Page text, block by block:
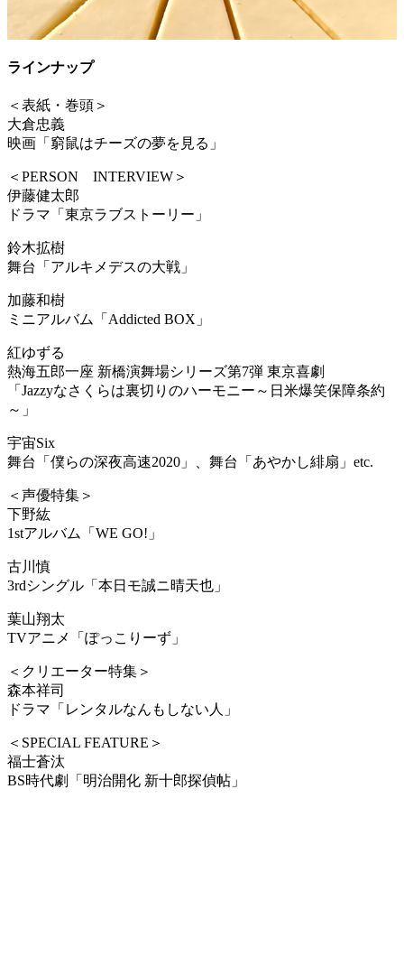
ラインナップ
＜表紙・巻頭＞
大倉忠義
映画「窮鼠はチーズの夢を見る」
＜PERSON INTERVIEW＞
伊藤健太郎
ドラマ「東京ラブストーリー」
鈴木拡樹
舞台「アルキメデスの大戦」
加藤和樹
ミニアルバム「Addicted BOX」
紅ゆずる
熱海五郎一座 新橋演舞場シリーズ第7弾 東京喜劇
「Jazzyなさくらは裏切りのハーモニー～日米爆笑保障条約
～」
宇宙Six
舞台「僕らの深夜高速2020」、舞台「あやかし緋扇」etc.
＜声優特集＞
下野紘
1stアルバム「WE GO!」
古川慎
3rdシングル「本日モ誠ニ晴天也」
葉山翔太
TVアニメ「ぽっこりーず」
＜クリエーター特集＞
森本祥司
ドラマ「レンタルなんもしない人」
＜SPECIAL FEATURE＞
福士蒼汰
BS時代劇「明治開化 新十郎探偵帖」